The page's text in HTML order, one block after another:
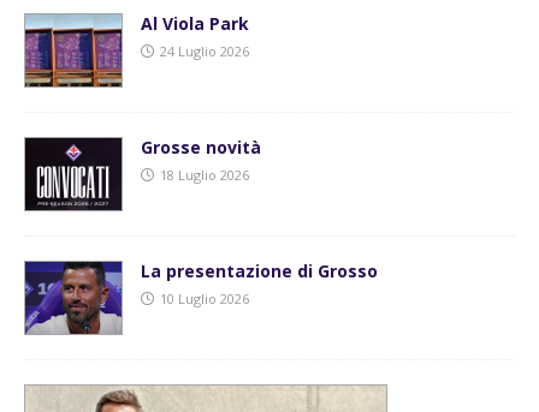
Al Viola Park
24 Luglio 2026
Grosse novità
18 Luglio 2026
La presentazione di Grosso
10 Luglio 2026